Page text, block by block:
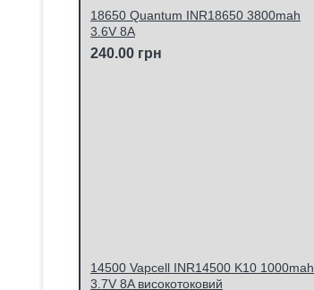
18650 Quantum INR18650 3800mah
3.6V 8A
240.00 грн
14500 Vapcell INR14500 K10 1000mah
3.7V 8A високотоковий